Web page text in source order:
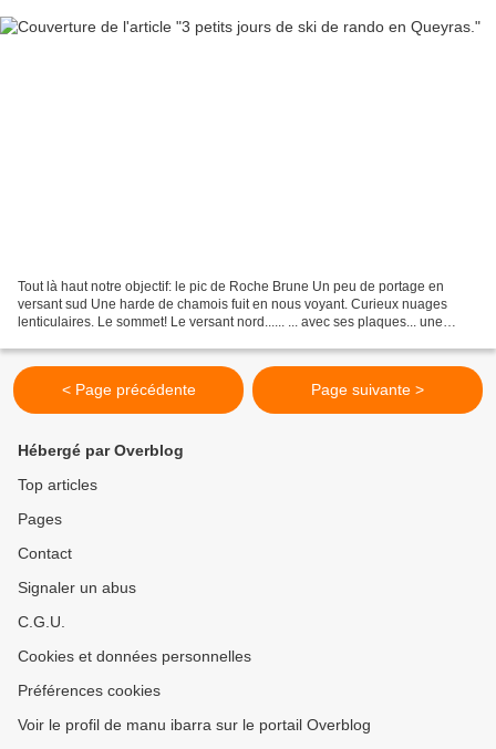
Tout là haut notre objectif: le pic de Roche Brune Un peu de portage en
versant sud Une harde de chamois fuit en nous voyant. Curieux nuages
lenticulaires. Le sommet! Le versant nord...... ... avec ses plaques... une
< Page précédente Page suivante >
Hébergé par Overblog
Top articles
Pages
Contact
Signaler un abus
C.G.U.
Cookies et données personnelles
Préférences cookies
Voir le profil de manu ibarra sur le portail Overblog